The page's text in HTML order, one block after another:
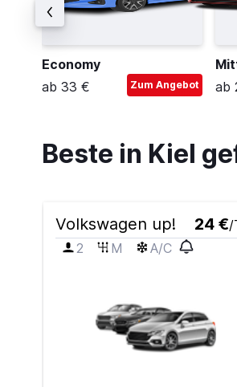
Economy
ab 33 €
Zum Angebot
ab
Beste in Kiel
Volkswagen up! 24 €/
2
M A/C